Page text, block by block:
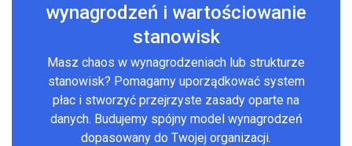
wynagrodzeń i wartościowanie
stanowisk
Masz chaos w wynagrodzeniach lub strukturze
stanowisk? Pomagamy uporządkować system
płac i stworzyć przejrzyste zasady oparte na
danych. Budujemy spójny model wynagrodzeń
dopasowany do Twojej organizacji.